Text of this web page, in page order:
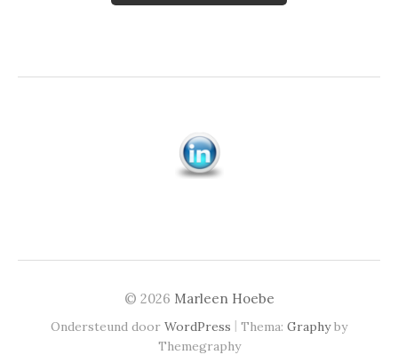
© 2026 Marleen Hoebe
Ondersteund door WordPress | Thema: Graphyby
Themegraphy